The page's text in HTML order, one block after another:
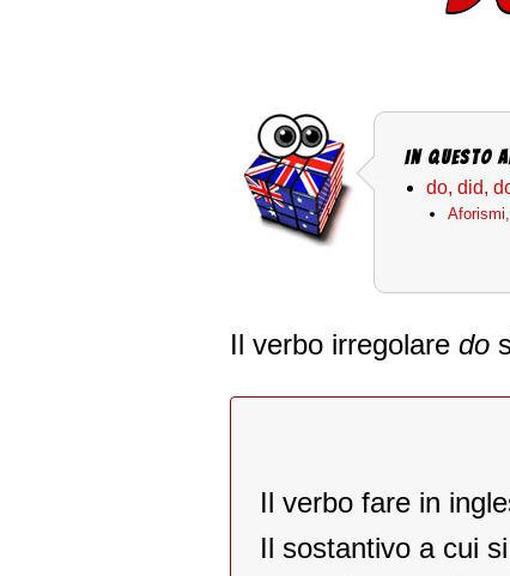
In questo
do, did,
Il verbo irregolare do
Il verbo fare in
Il sostantivo a cui